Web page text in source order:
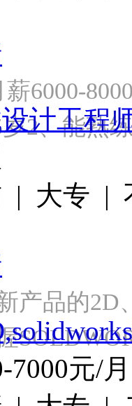
薪6000-
岁2、能
计工程
| 大专 |
产品的2D
7000元/月